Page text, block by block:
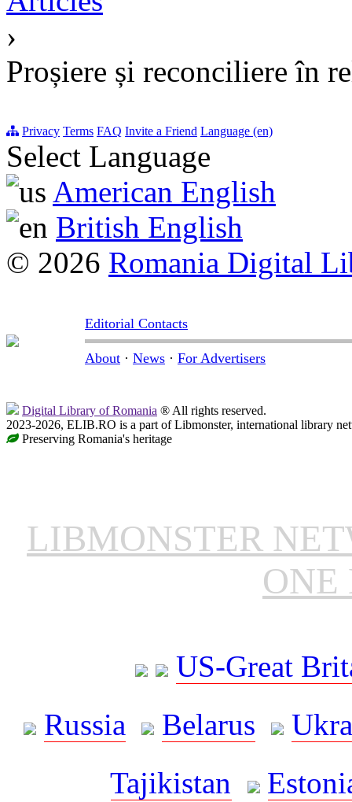
›
Proșiere și reconciliere în
Privacy Terms FAQ Invite a Friend Language (en)
Select Language
American English
British English
© 2026 Romania Digital
Editorial Contacts
About · News · For Advertisers
Digital Library of Romania ® All rights reserved.
2023-2026, ELIB.RO is a part of Libmonster, international library
Preserving Romania's heritage
LIBMONSTER
ONE
US-Great
Russia
Belarus
Tajikistan